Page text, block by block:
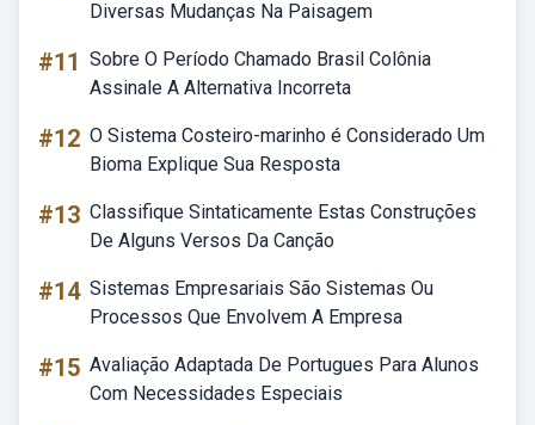
Diversas Mudanças Na Paisagem
#11 Sobre O Período Chamado Brasil Colônia
Assinale A Alternativa Incorreta
#12 O Sistema Costeiro-marinho é Considerado Um
Bioma Explique Sua Resposta
#13 Classifique Sintaticamente Estas Construções
De Alguns Versos Da Canção
#14 Sistemas Empresariais São Sistemas Ou
Processos Que Envolvem A Empresa
#15 Avaliação Adaptada De Portugues Para Alunos
Com Necessidades Especiais